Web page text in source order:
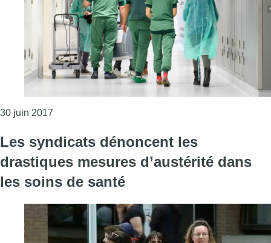
30 juin 2017
Les syndicats dénoncent les
drastiques mesures d’austérité dans
les soins de santé